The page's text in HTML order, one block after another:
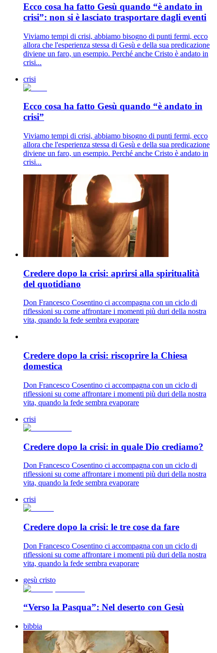
Ecco cosa ha fatto Gesù quando “è andato in
crisi”: non si è lasciato trasportare dagli eventi
Viviamo tempi di crisi, abbiamo bisogno di punti fermi, ecco
allora che l'esperienza stessa di Gesù e della sua predicazione
diviene un faro, un esempio. Perché anche Cristo è andato in
crisi...
crisi
Ecco cosa ha fatto Gesù quando “è andato in
crisi”
Viviamo tempi di crisi, abbiamo bisogno di punti fermi, ecco
allora che l'esperienza stessa di Gesù e della sua predicazione
diviene un faro, un esempio. Perché anche Cristo è andato in
crisi...
Credere dopo la crisi: aprirsi alla spiritualità
del quotidiano
Don Francesco Cosentino ci accompagna con un ciclo di
riflessioni su come affrontare i momenti più duri della nostra
vita, quando la fede sembra evaporare
Credere dopo la crisi: riscoprire la Chiesa
domestica
Don Francesco Cosentino ci accompagna con un ciclo di
riflessioni su come affrontare i momenti più duri della nostra
vita, quando la fede sembra evaporare
crisi
Credere dopo la crisi: in quale Dio crediamo?
Don Francesco Cosentino ci accompagna con un ciclo di
riflessioni su come affrontare i momenti più duri della nostra
vita, quando la fede sembra evaporare
crisi
Credere dopo la crisi: le tre cose da fare
Don Francesco Cosentino ci accompagna con un ciclo di
riflessioni su come affrontare i momenti più duri della nostra
vita, quando la fede sembra evaporare
gesù cristo
“Verso la Pasqua”: Nel deserto con Gesù
bibbia